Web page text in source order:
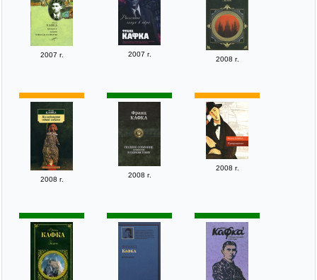
2007 г. 2007 г.
2008 г.
2008 г.
2008 г.
2008 г.